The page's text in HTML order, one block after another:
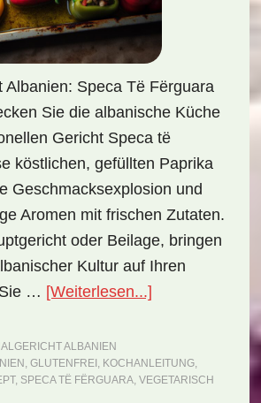
Albanien: Speca Të Fërguara
Sie die albanische Küche
Gericht Speca të
köstlichen, gefüllten Paprika
Geschmacksexplosion und
Aromen mit frischen Zutaten.
oder Beilage, bringen
Kultur auf Ihren
… [Weiterlesen...]
të
ALBANIEN
, GLUTENFREI , KOCHANLEITUNG,
, SPECA TË FËRGUARA, VEGETARISCH